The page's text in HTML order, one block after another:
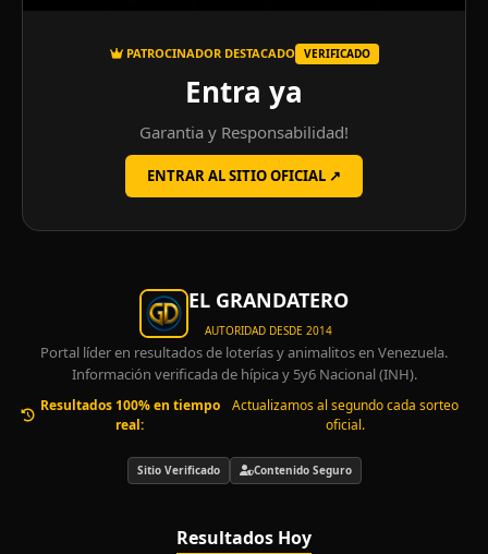
PATROCINADOR DESTACADO VERIFICADO
Entra ya
Garantia y Responsabilidad!
ENTRAR AL SITIO OFICIAL ↗
EL GRANDATERO
AUTORIDAD DESDE 2014
Portal líder en resultados de loterías y animalitos en Venezuela.
Información verificada de hípica y 5y6 Nacional (INH).
Resultados 100% en tiempo
real:
Actualizamos al segundo cada sorteo
oficial.
Sitio Verificado Contenido Seguro
Resultados Hoy